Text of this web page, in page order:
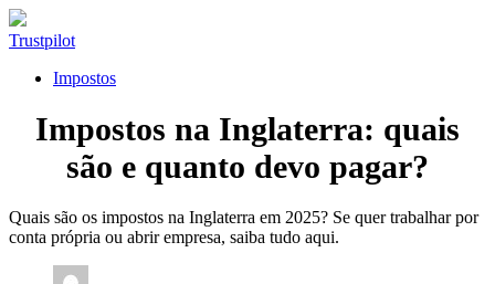
Trustpilot
Impostos
Impostos na Inglaterra: quais
são e quanto devo pagar?
Quais são os impostos na Inglaterra em 2025? Se quer trabalhar por
conta própria ou abrir empresa, saiba tudo aqui.